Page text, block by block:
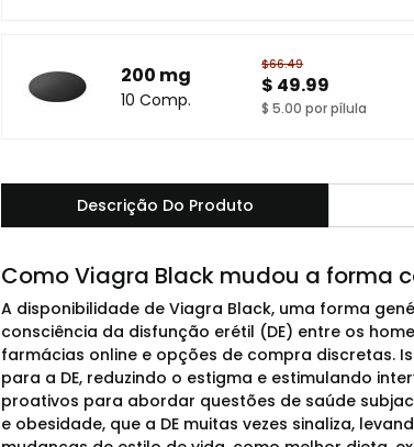
200 mg
10 Comp.
$66.49
$ 49.99
$ 5.00 por pílula
Descrição Do Produto
Como Viagra Black mudou a forma
A disponibilidade de Viagra Black, uma forma
consciência da disfunção erétil (DE) entre os
farmácias online e opções de compra discretas.
para a DE, reduzindo o estigma e estimulando
proativos para abordar questões de saúde
e obesidade, que a DE muitas vezes sinaliza,